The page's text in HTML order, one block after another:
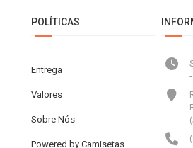
POLÍTICAS
Entrega
Valores
Sobre Nós
Powered by Camisetas